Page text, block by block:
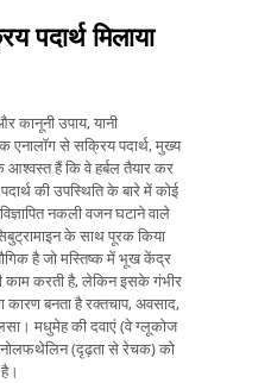
पदार्थ मिलाया
कानूनी उपाय, यानी
एनालॉग से सक्रिय पदार्थ, मुख्य
हैं कि वे हर्बल तैयार कर
की उपस्थिति के बारे में कोई
नकली वजन घटाने वाले
के साथ पूरक किया
है जो मस्तिष्क में भूख केंद्र
काम करती है, लेकिन इसके गंभीर
कारण बनता है रक्तचाप, अवसाद,
मधुमेह की दवाएं (वे ग्लूकोज
(दृढ़ता से रेचक) को